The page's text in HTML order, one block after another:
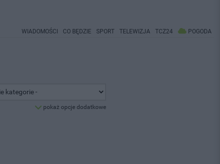
WIADOMOŚCI CO BĘDZIE SPORT TELEWIZJA TCZ24 POGODA
pokaż opcje dodatkowe